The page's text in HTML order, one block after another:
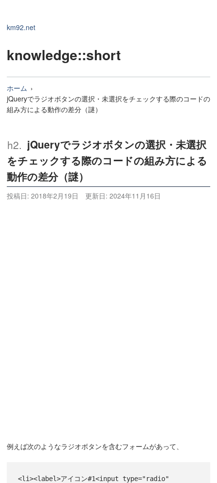
km92.net
knowledge::short
ホーム
jQueryでラジオボタンの選択・未選択をチェックする際のコードの
組み方による動作の差分（謎）
jQueryでラジオボタンの選択・未選択
をチェックする際のコードの組み方による
動作の差分（謎）
投稿日: 2018年2月19日 更新日: 2024年11月16日
例えば次のようなラジオボタンを含むフォームがあって、
<li><label>アイコン#1<input type="radio"